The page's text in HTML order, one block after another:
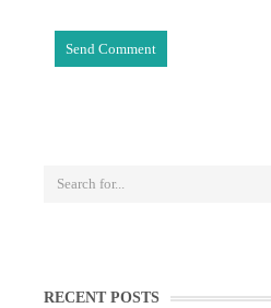
RECENT POSTS